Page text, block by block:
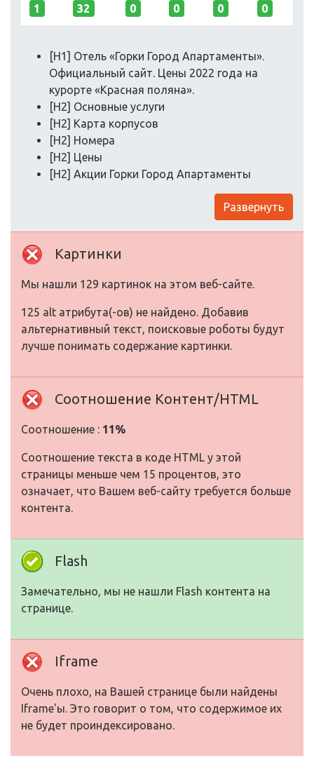
1 32 0 0 0 0
[H1] Отель «Горки Город Апартаменты».
Официальный сайт. Цены 2022 года на
курорте «Красная поляна».
[H2] Основные услуги
[H2] Карта корпусов
[H2] Номера
[H2] Цены
[H2] Акции Горки Город Апартаменты
Развернуть
Картинки
Мы нашли 129 картинок на этом веб-сайте.
125 alt атрибута(-ов) не найдено. Добавив
альтернативный текст, поисковые роботы будут
лучше понимать содержание картинки.
Соотношение Контент/HTML
Соотношение : 11%
Соотношение текста в коде HTML у этой
страницы меньше чем 15 процентов, это
означает, что Вашем веб-сайту требуется больше
контента.
Flash
Замечательно, мы не нашли Flash контента на
странице.
Iframe
Очень плохо, на Вашей странице были найдены
Iframe'ы. Это говорит о том, что содержимое их
не будет проиндексировано.